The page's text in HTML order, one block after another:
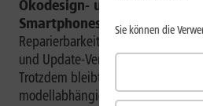
Ökodesign- und Energielabel-
Smartphones und Tablets.Sie
Reparierbarkeit,
und Update-Verfügbarkeit
Trotzdem bleibt die konkrete
modellabhängig.
Sie können die